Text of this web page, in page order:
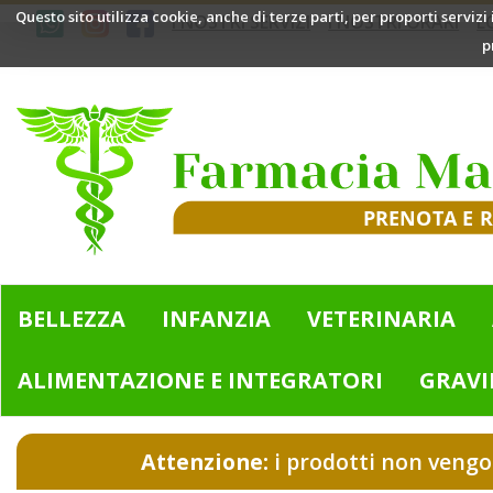
Passa
Questo sito utilizza cookie, anche di terze parti, per proporti
I NOSTRI SERVIZI I NOSTRI ORARI
Mazzini
Bologna
BELLEZZA INFANZIA VETERINARIA
ALIMENTAZIONE E INTEGRATORI
Attenzione: i prodotti non